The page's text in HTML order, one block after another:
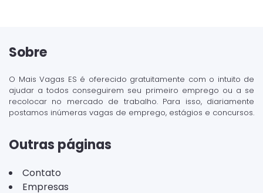
Sobre
O Mais Vagas ES é oferecido gratuitamente com o intuito de
ajudar a todos conseguirem seu primeiro emprego ou a se
recolocar no mercado de trabalho. Para isso, diariamente
postamos inúmeras vagas de emprego, estágios e concursos.
Outras páginas
Contato
Empresas